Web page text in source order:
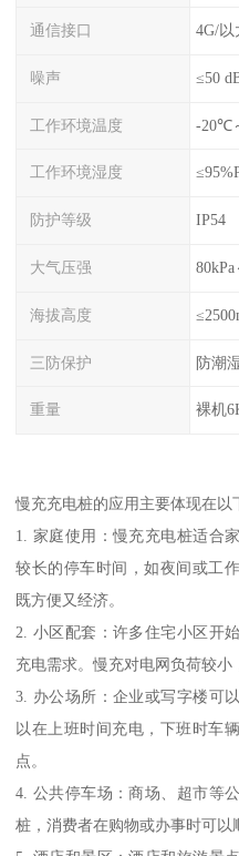
通信接口 4G/以
噪声 ≤50
工作环境温度 -20℃
工作环境湿度
防护等级 IP54
大气压强 80kPa
海拔高度
三防保护 防潮
重量 裸机
慢充充电桩的应用主要体现在以
1. 家庭使用：慢充充电桩适合
较长的停车时间，如夜间或工
既方便又经济。
2. 小区配套：许多住宅小区开
充电需求。慢充对电网负荷较小
3. 办公场所：企业或写字楼可
以在上班时间充电，下班时车
点。
4. 公共停车场：商场、超市等
桩，消费者在购物或办事时可以